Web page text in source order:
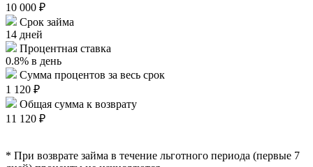
10 000 ₽
Срок займа
14 дней
Процентная ставка
0.8% в день
Сумма процентов за весь срок
1 120 ₽
Общая сумма к возврату
11 120 ₽
* При возврате займа в течение льготного периода (первые 7